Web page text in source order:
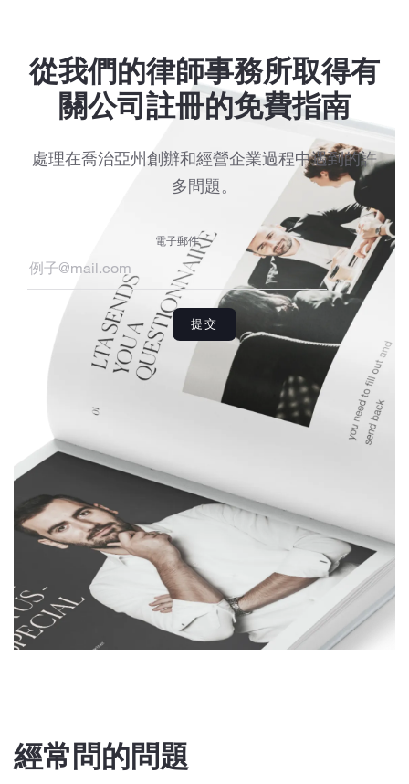
從我們的律師事務所取得有
關公司註冊的免費指南
處理在喬治亞州創辦和經營企業過程中遇到的許
多問題。
電子郵件
提交
經常問的問題